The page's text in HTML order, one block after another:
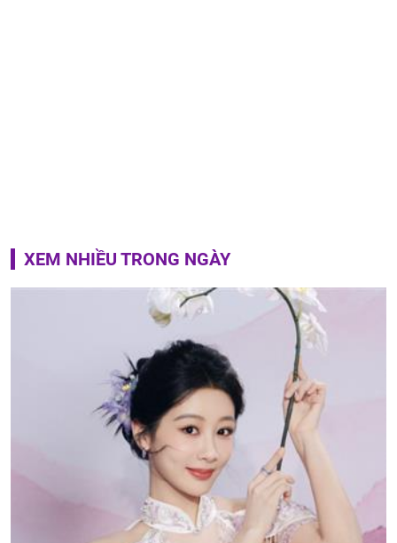
XEM NHIỀU TRONG NGÀY